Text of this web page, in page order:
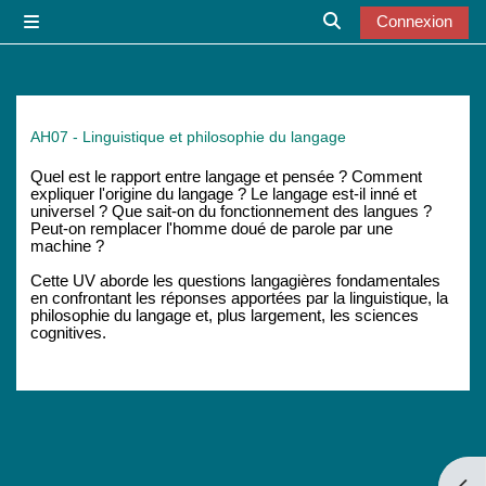
Activer/désactiver
Connexion
AH07 - Linguistique et philosophie du langage
Quel est le rapport entre langage et pensée ? Comment
expliquer l'origine du langage ? Le langage est-il inné et
universel ? Que sait-on du fonctionnement des langues ?
Peut-on remplacer l'homme doué de parole par une
machine ?
Cette UV aborde les questions langagières fondamentales
en confrontant les réponses apportées par la linguistique, la
philosophie du langage et, plus largement, les sciences
cognitives.